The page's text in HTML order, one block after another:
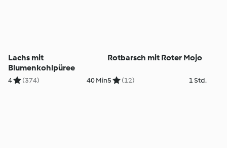
Lachs mit
Blumenkohlpüree
4 (374) 40 Min
Rotbarsch mit Roter Mojo
5 (12) 1 Std.